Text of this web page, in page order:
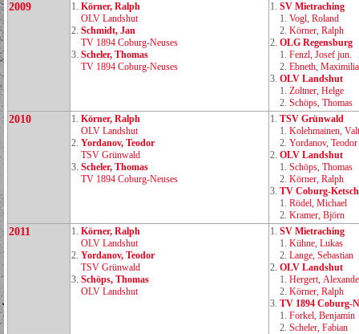
2009 1. Körner, Ralph
OLV Landshut
2. Schmidt, Jan
TV 1894 Coburg‑Neuses
3. Scheler, Thomas
TV 1894 Coburg‑Neuses
1. SV Mietraching
1. Vogl, Roland
2. Körner, Ralph
2. OLG Regensburg
1. Fenzl, Josef jun.
2. Ebneth,
3. OLV Landshut
1. Zoltner, Helge
2. Schöps, Thomas
2010 1. Körner, Ralph
OLV Landshut
2. Yordanov, Teodor
TSV Grünwald
3. Scheler, Thomas
TV 1894 Coburg‑Neuses
1. TSV Grünwald
1. Kolehmainen,
2. Yordanov, Teodor
2. OLV Landshut
1. Schöps, Thomas
2. Körner, Ralph
3. TV
1. Rödel, Michael
2. Kramer, Björn
2011 1. Körner, Ralph
OLV Landshut
2. Yordanov, Teodor
TSV Grünwald
3. Schöps, Thomas
OLV Landshut
1. SV Mietraching
1. Kühne, Lukas
2. Lange, Sebastian
2. OLV Landshut
1. Hergert,
2. Körner, Ralph
3. TV 1894
1. Forkel, Benjamin
2. Scheler, Fabian